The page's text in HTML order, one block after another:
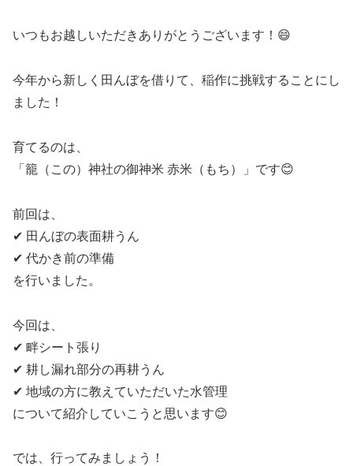
いつもお越しいただきありがとうございます！😄
今年から新しく田んぼを借りて、稲作に挑戦することにし
ました！
育てるのは、
「籠（この）神社の御神米 赤米（もち）」です😊
前回は、
✔ 田んぼの表面耕うん
✔ 代かき前の準備
を行いました。
今回は、
✔ 畔シート張り
✔ 耕し漏れ部分の再耕うん
✔ 地域の方に教えていただいた水管理
について紹介していこうと思います😊
では、行ってみましょう！